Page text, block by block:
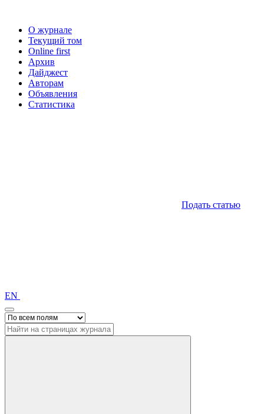
О журнале
Текущий том
Online first
Архив
Дайджест
Авторам
Объявления
Статистика
Подать статью
EN